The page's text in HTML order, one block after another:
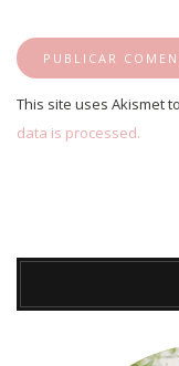
This site uses Akismet
data is processed.